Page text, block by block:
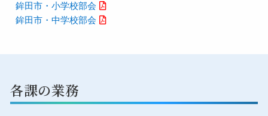
鉾田市・小学校部会
鉾田市・中学校部会
各課の業務